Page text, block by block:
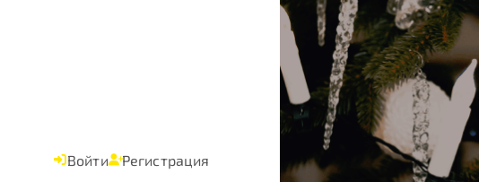
Войти Регистрация